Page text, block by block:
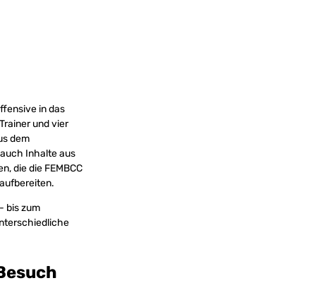
in das
und vier
dem
Inhalte aus
die die FEMBCC
bis zum